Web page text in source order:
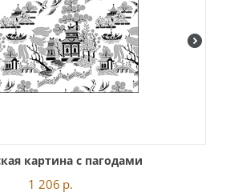
картина с пагодами
1 206 р.